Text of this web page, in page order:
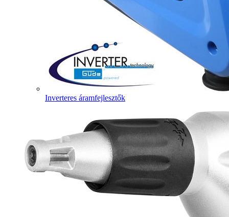
Inverteres áramfejlesztők